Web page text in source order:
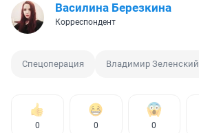
Василина Березкина
Корреспондент
Спецоперация Владимир Зеленский
0 0 0